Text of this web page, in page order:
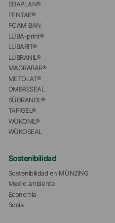
EDAPLAN®
FENTAK®
FOAM BAN
LUBA-print®
LUBARIT®
LUBRANIL®
MAGRABAR®
METOLAT®
OMBRESEAL
SÜDRANOL®
TAFIGEL®
WÜKONIL®
WÜKOSEAL
Sostenibilidad
Sostenibilidad en MÜNZING
Medio ambiente
Economía
Social